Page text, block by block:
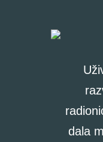
dala